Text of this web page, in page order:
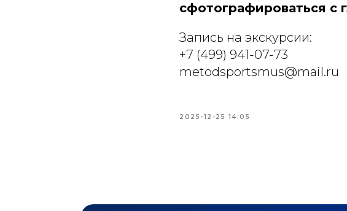
сфотографироваться с
Запись на экскурсии:
+7 (499) 941-07-73
metodsportsmus@mail.ru
2025-12-25 14:05